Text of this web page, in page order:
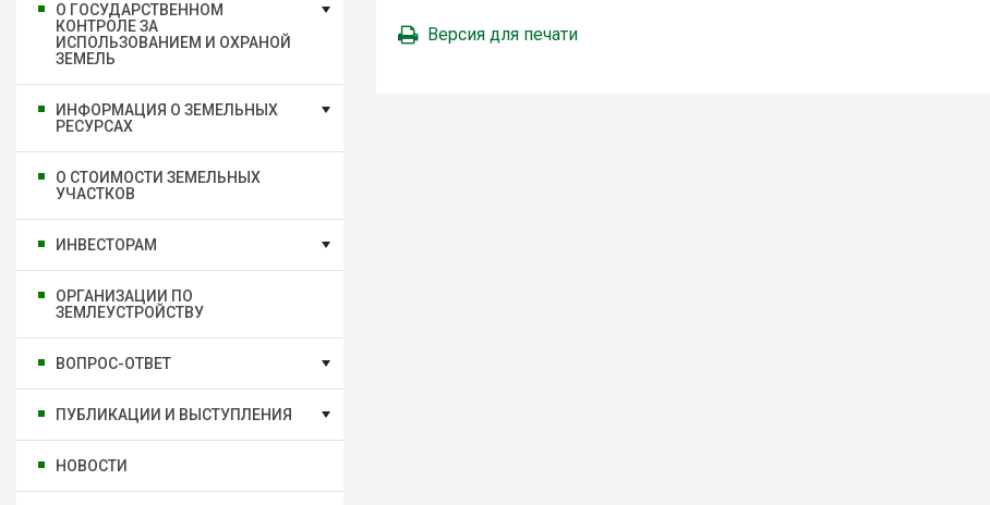
О ГОСУДАРСТВЕННОМ
КОНТРОЛЕ ЗА
ИСПОЛЬЗОВАНИЕМ И ОХРАНОЙ
ЗЕМЕЛЬ
ИНФОРМАЦИЯ О ЗЕМЕЛЬНЫХ
РЕСУРСАХ
О СТОИМОСТИ ЗЕМЕЛЬНЫХ
УЧАСТКОВ
ИНВЕСТОРАМ
ОРГАНИЗАЦИИ ПО
ЗЕМЛЕУСТРОЙСТВУ
ВОПРОС-ОТВЕТ
ПУБЛИКАЦИИ И ВЫСТУПЛЕНИЯ
НОВОСТИ
Версия для печати